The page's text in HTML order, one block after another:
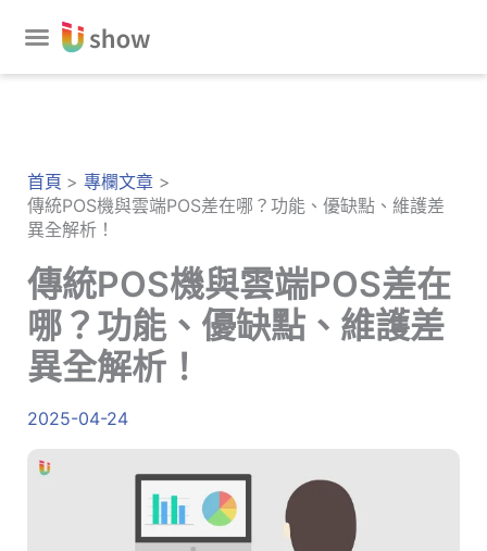
主
首頁
專欄文章
傳統POS機與雲端POS差在哪？功能、優缺點、維護差
異全解析！
傳統POS機與雲端POS差在
哪？功能、優缺點、維護差
異全解析！
2025-04-24